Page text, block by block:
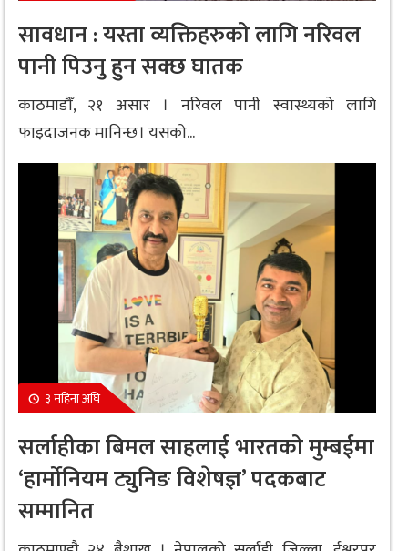
सावधान : यस्ता व्यक्तिहरुको लागि नरिवल
पानी पिउनु हुन सक्छ घातक
काठमाडौँ, २१ असार । नरिवल पानी स्वास्थ्यको लागि
फाइदाजनक मानिन्छ। यसको...
३ महिना अघि
सर्लाहीका बिमल साहलाई भारतको मुम्बईमा
‘हार्मोनियम ट्युनिङ विशेषज्ञ’ पदकबाट
सम्मानित